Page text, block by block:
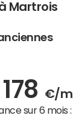
Martrois
178 €/
sur 6 mois :